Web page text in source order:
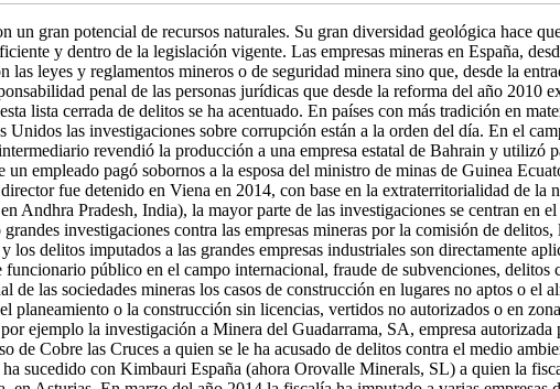
un gran potencial de recursos naturales. Su gran diversidad geológica hace
y dentro de la legislación vigente. Las empresas mineras en España,
las leyes y reglamentos mineros o de seguridad minera sino que, desde la
penal de las personas jurídicas que desde la reforma del año 2010
lista cerrada de delitos se ha acentuado. En países con más tradición en
Unidos las investigaciones sobre corrupción están a la orden del día. En el
revendió la producción a una empresa estatal de Bahrain y utilizó
un empleado pagó sobornos a la esposa del ministro de minas de Guinea
fue detenido en Viena en 2014, con base en la extraterritorialidad de la
Andhra Pradesh, India), la mayor parte de las investigaciones se centran en
investigaciones contra las empresas mineras por la comisión de
los delitos imputados a las grandes empresas industriales son directamente
público en el campo internacional, fraude de subvenciones, delitos
de las sociedades mineras los casos de construcción en lugares no aptos o el
planeamiento o la construcción sin licencias, vertidos no autorizados o en
ejemplo la investigación a Minera del Guadarrama, SA, empresa
de Cobre las Cruces a quien se le ha acusado de delitos contra el medio
ha sucedido con Kimbauri España (ahora Orovalle Minerals, SL) a quien la